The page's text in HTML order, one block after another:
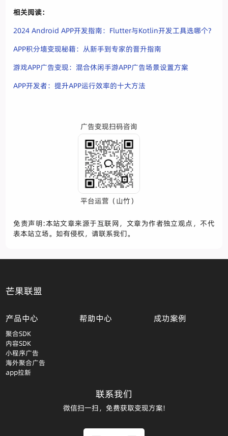
相关阅读：
2024 Android APP开发指南：Flutter与Kotlin开发工具选哪个?
APP积分墙变现秘籍：从新手到专家的晋升指南
游戏APP广告变现：混合休闲手游APP广告场景设置方案
APP开发者：提升APP运行效率的十大方法
广告变现扫码咨询
平台运营（山竹）
免责声明:本站文章来源于互联网，文章为作者独立观点，不代
表本站立场。如有侵权，请联系我们。
芒果联盟
产品中心
聚合SDK
内容SDK
小程序广告
海外聚合广告
app拉新
帮助中心 成功案例
联系我们
微信扫一扫，免费获取变现方案!